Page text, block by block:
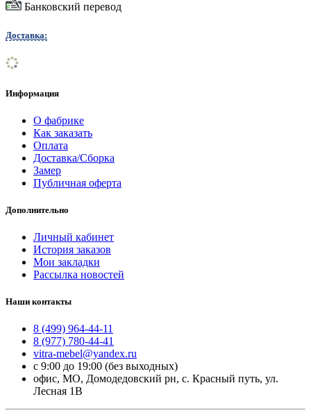
Банковский перевод
Доставка:
Информация
О фабрике
Как заказать
Оплата
Доставка/Сборка
Замер
Публичная оферта
Дополнительно
Личный кабинет
История заказов
Мои закладки
Рассылка новостей
Наши контакты
8 (499) 964-44-11
8 (977) 780-44-41
vitra-mebel@yandex.ru
с 9:00 до 19:00 (без выходных)
офис, МО, Домодедовский рн, с. Красный путь, ул.
Лесная 1В